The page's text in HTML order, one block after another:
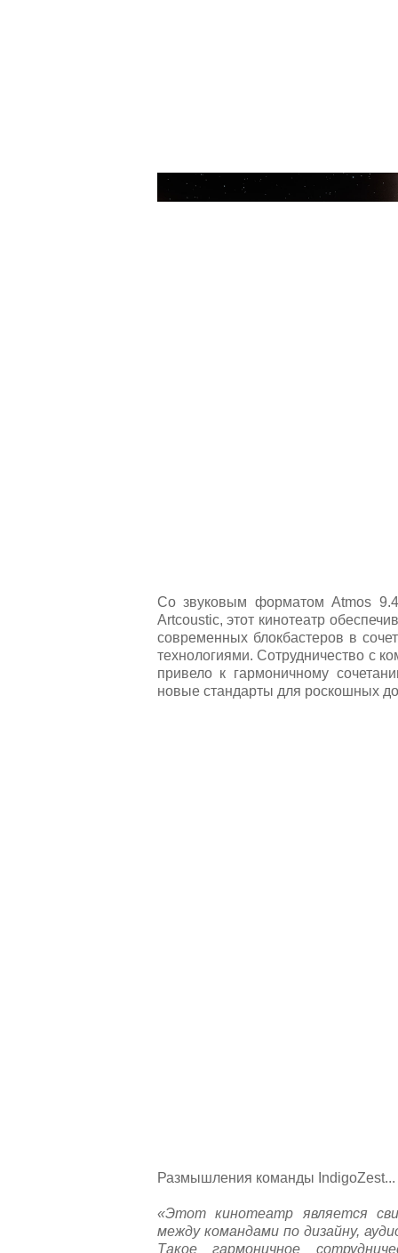
Со звуковым форматом Atmos
Artcoustic, этот кинотеатр
современных блокбастеров в
технологиями. Сотрудничество с
привело к гармоничному
новые стандарты для роскошных
Размышления команды IndigoZest...
«Этот кинотеатр является
между командами по дизайну,
Такое гармоничное